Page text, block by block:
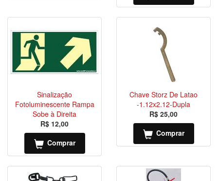
Sinalização
Fotoluminescente Rampa
Sobe à Direita
R$ 12,00
Comprar
Chave Storz De Latao
-1.12x2.12-Dupla
R$ 25,00
Comprar